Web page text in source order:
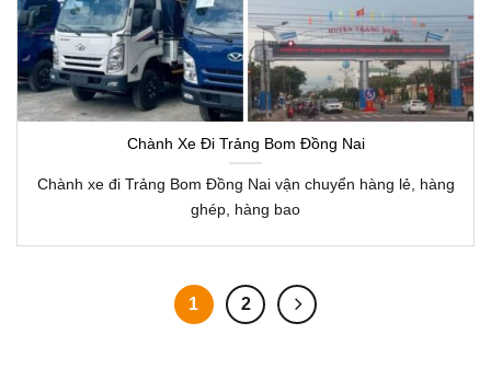
Chành Xe Đi Trảng Bom Đồng Nai
Chành xe đi Trảng Bom Đồng Nai vận chuyển hàng lẻ, hàng
ghép, hàng bao
1 2